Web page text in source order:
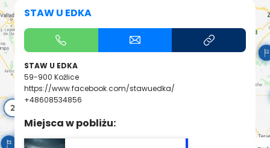
STAW U EDKA
STAW U EDKA
59-900 Koźlice
https://www.facebook.com/stawuedka/
+48608534856
Miejsca w pobliżu: